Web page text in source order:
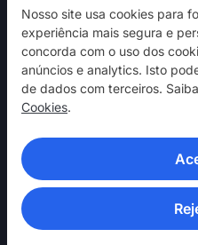
Nosso site usa cookies para
experiência mais segura e
concorda com o uso dos
anúncios e analytics. Isto
de dados com terceiros.
Cookies.
NordVPN
Interaja
Ajuda
Descubra
APLICATIVOS DE VPN